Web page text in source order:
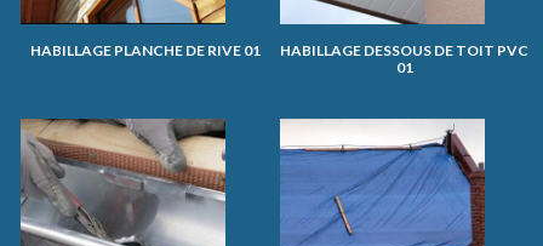
HABILLAGE PLANCHE DE RIVE 01
HABILLAGE DESSOUS DE TOIT PVC
01